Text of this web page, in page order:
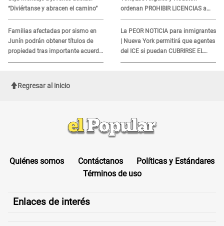
“Diviértanse y abracen el camino”
Familias afectadas por sismo en
Junín podrán obtener títulos de
propiedad tras importante acuerdo
de Cofopri
ordenan PROHIBIR LICENCIAS a
quienes no presenten ESTE
DOCUMENTO
La PEOR NOTICIA para inmigrantes
| Nueva York permitirá que agentes
del ICE si puedan CUBRIRSE EL
ROSTRO
Regresar al inicio
Quiénes somos Contáctanos
Políticas y Estándares
Términos de uso
Enlaces de interés